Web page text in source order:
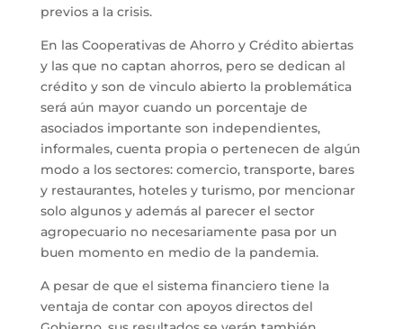
previos a la crisis.
En las Cooperativas de Ahorro y Crédito abiertas
y las que no captan ahorros, pero se dedican al
crédito y son de vinculo abierto la problemática
será aún mayor cuando un porcentaje de
asociados importante son independientes,
informales, cuenta propia o pertenecen de algún
modo a los sectores: comercio, transporte, bares
y restaurantes, hoteles y turismo, por mencionar
solo algunos y además al parecer el sector
agropecuario no necesariamente pasa por un
buen momento en medio de la pandemia.
A pesar de que el sistema financiero tiene la
ventaja de contar con apoyos directos del